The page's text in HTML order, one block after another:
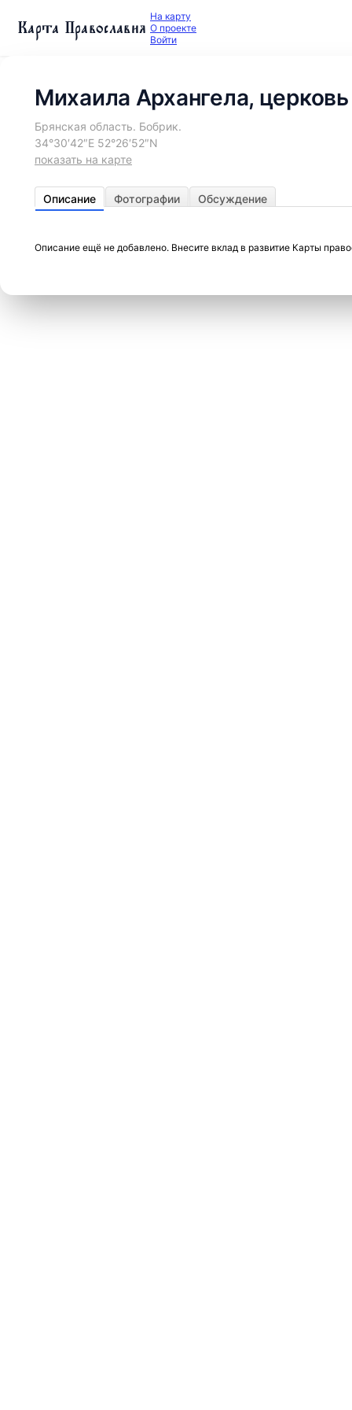
Карта Православия На карту
О проекте
Войти
Михаила Архангела, церковь
Брянская область. Бобрик.
34°30′42″E 52°26′52″N
показать на карте
Описание Фотографии Обсуждение
Описание ещё не добавлено. Внесите вклад в развитие Карты